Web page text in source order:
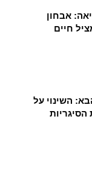
אבחון
חיים
השינוי על
הסיגריות